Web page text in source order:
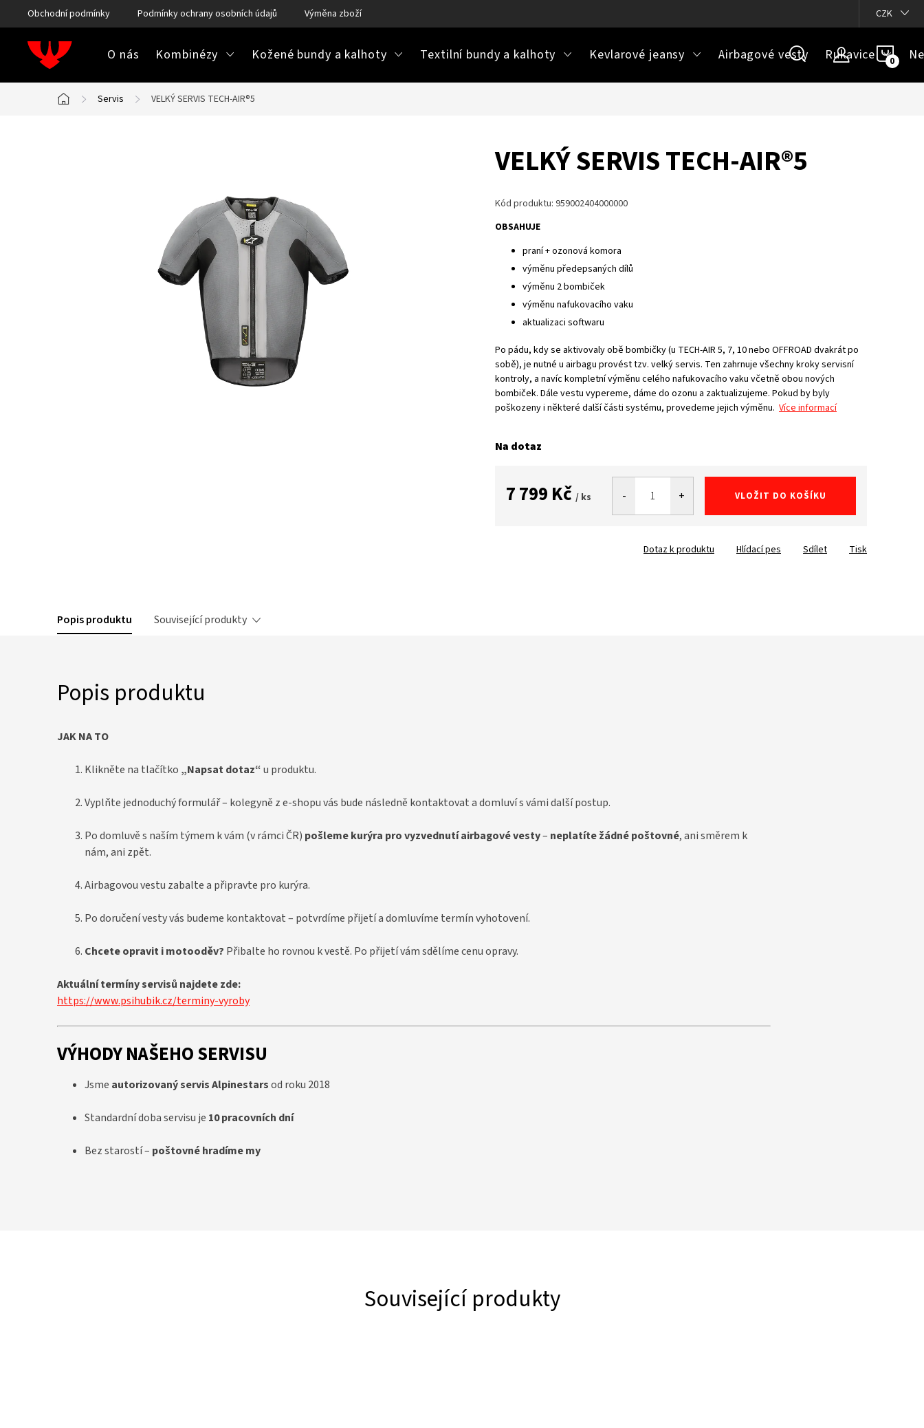
na
obsah
Obchodní podmínky Podmínky ochrany osobních údajů Výměna zboží CZK
O nás Kombinézy Kožené bundy a kalhoty Textilní bundy a kalhoty Kevlarové jeansy Airbagové vesty Rukavice
Domů
Servis VELKÝ SERVIS TECH-AIR®5
VELKÝ SERVIS TECH-AIR®5
Kód produktu: 959002404000000
OBSAHUJE
praní + ozonová komora
výměnu předepsaných dílů
výměnu 2 bombiček
výměnu nafukovacího vaku
aktualizaci softwaru
Po pádu, kdy se aktivovaly obě bombičky (u TECH-AIR 5, 7, 10 nebo OFFROAD dvakrát po
sobě), je nutné u airbagu provést tzv. velký servis. Ten zahrnuje všechny kroky servisní
kontroly, a navíc kompletní výměnu celého nafukovacího vaku včetně obou nových
bombiček. Dále vestu vypereme, dáme do ozonu a zaktualizujeme. Pokud by byly
poškozeny i některé další části systému, provedeme jejich výměnu. Více informací
Na dotaz
7 799 Kč / ks VLOŽIT DO KOŠÍKU
Tisk
Dotaz k produktu Hlídací pes Sdílet
Popis produktu Související produkty
Popis produktu
JAK NA TO
Klikněte na tlačítko „Napsat dotaz“u produktu.
Vyplňte jednoduchý formulář – kolegyně z e-shopu vás bude následně kontaktovat a domluví s vámi další postup.
Po domluvě s naším týmem k vám (v rámci ČR) pošleme kurýra pro vyzvednutí airbagové vesty– neplatíte žádné poštovné, ani směrem k
nám, ani zpět.
Airbagovou vestu zabalte a připravte pro kurýra.
Po doručení vesty vás budeme kontaktovat – potvrdíme přijetí a domluvíme termín vyhotovení.
Chcete opravit i motooděv? Přibalte ho rovnou k vestě. Po přijetí vám sdělíme cenu opravy.
Aktuální termíny servisů najdete zde:
https://www.psihubik.cz/terminy-vyroby
VÝHODY NAŠEHO SERVISU
Jsme autorizovaný servis Alpinestarsod roku 2018
Standardní doba servisu je 10 pracovních dní
Bez starostí – poštovné hradíme my
Související produkty